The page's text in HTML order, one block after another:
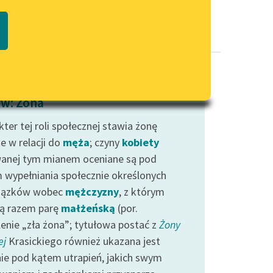
PDF
wrażliwych
Deklaracja dostępności
Żona
tej roli społecznej stawia żonę
w relacji do męża; czyny kobiety
tym mianem oceniane są pod
społecznie określonych
wobec mężczyzny, z którym
razem parę małżeńską (por.
„zła żona”; tytułowa postać z Żony
Krasickiego również ukazana jest
pod kątem utrapień, jakich swym